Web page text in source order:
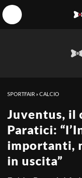
SPORTFAIR »CALCIO
Juventus, il
Paratici:
importanti,
in uscita”